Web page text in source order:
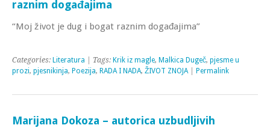
raznim događajima
“Moj život je dug i bogat raznim događajima”
Categories: Literatura | Tags: Krik iz magle, Malkica Dugeč, pjesme u
prozi, pjesnikinja, Poezija, RADA I NADA, ŽIVOT ZNOJA Permalink
Marijana Dokoza – autorica uzbudljivih